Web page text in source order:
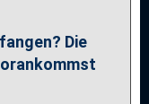
Die